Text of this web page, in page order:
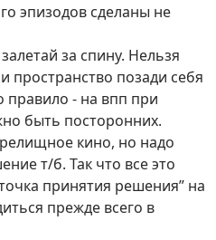
эпизодов сделаны не
за спину. Нельзя
пространство позади себя
- на впп при
быть посторонних.
кино, но надо
т/б. Так что все это
принятия решения” на
прежде всего в